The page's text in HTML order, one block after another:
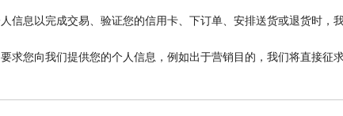
信息以完成交易、验证您的信用卡、下订单、安排送货或退货时，
求您向我们提供您的个人信息，例如出于营销目的，我们将直接征